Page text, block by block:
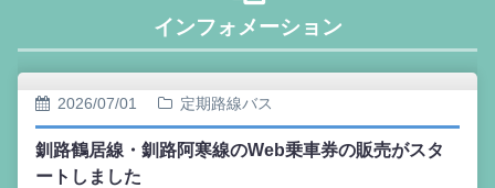
インフォメーション
2026/07/01 定期路線バス
釧路鶴居線・釧路阿寒線のWeb乗車券の販売がスタ
ートしました